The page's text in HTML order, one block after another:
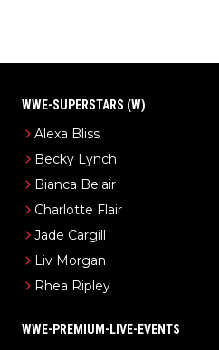
WWE-SUPERSTARS (W)
Alexa Bliss
Becky Lynch
Bianca Belair
Charlotte Flair
Jade Cargill
Liv Morgan
Rhea Ripley
WWE-PREMIUM-LIVE-EVENTS